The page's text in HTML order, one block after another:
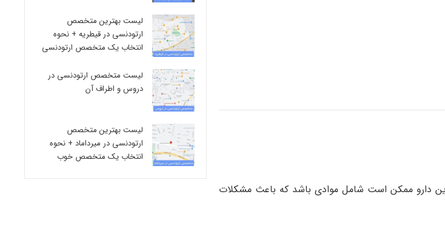
دارو ممکن است شامل موادی باشد که باعث مشکلات
لیست بهترین متخصص
ارتودنسی در قیطریه + نحوه
انتخاب یک متخصص ارتودنسی
لیست متخصص ارتودنسی در
دروس و اطراف آن
لیست بهترین متخصص
ارتودنسی در میرداماد + نحوه
انتخاب یک متخصص خوب